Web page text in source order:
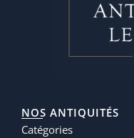
NOS ANTIQUITÉS
Catégories